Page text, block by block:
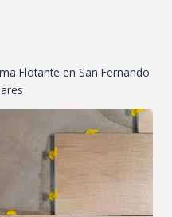
Flotante en San Fernando